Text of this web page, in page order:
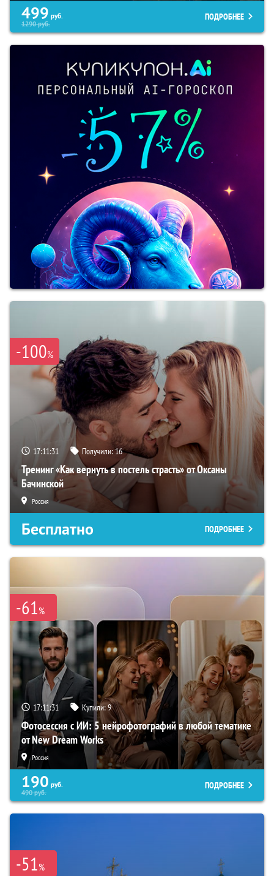
499 руб.
1290руб.
ПОДРОБНЕЕ
-100%
17:11:30 Получили:16
Тренинг «Как вернуть в постель страсть» от Оксаны
Бачинской
Россия
Бесплатно ПОДРОБНЕЕ
-61%
17:11:30 Купили:9
Фотосессия с ИИ: 5 нейрофотографий в любой тематике
от New Dream Works
Россия
190 руб.
490руб.
ПОДРОБНЕЕ
-51%